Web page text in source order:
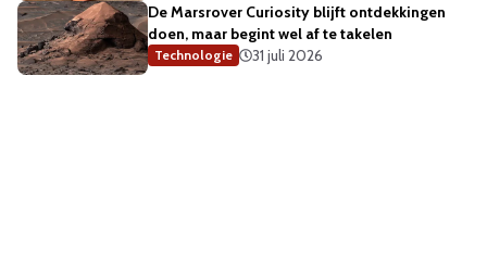
De Marsrover Curiosity blijft ontdekkingen
doen, maar begint wel af te takelen
Technologie 31 juli 2026